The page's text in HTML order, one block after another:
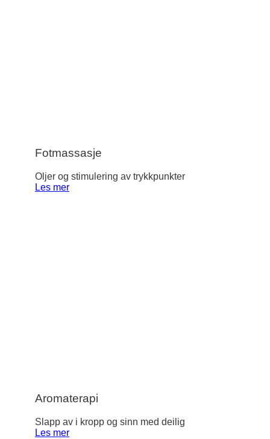
Fotmassasje
Oljer og stimulering av trykkpunkter
Les mer
Aromaterapi
Slapp av i kropp og sinn med deilig
Les mer